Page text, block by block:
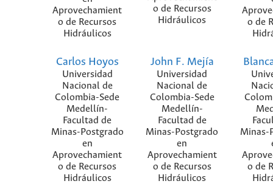
Aprovechamient
o de Recursos
Hidráulicos
o de Recursos
Hidráulicos
o de
Carlos Hoyos
Universidad
Nacional de
Colombia-Sede
Medellín-
Facultad de
Minas-Postgrado
en
Aprovechamient
o de Recursos
Hidráulicos
John F. Mejía
Universidad
Nacional de
Colombia-Sede
Medellín-
Facultad de
Minas-Postgrado
en
Aprovechamient
o de Recursos
Hidráulicos
Minas-
o de